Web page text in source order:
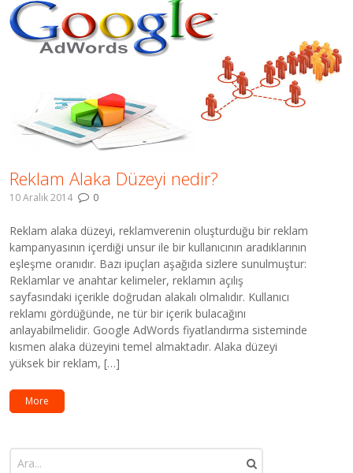
Reklam Alaka Düzeyi nedir?
10 Aralık 2014 0
Reklam alaka düzeyi, reklamverenin oluşturduğu bir reklam
kampanyasının içerdiği unsur ile bir kullanıcının aradıklarının
eşleşme oranıdır. Bazı ipuçları aşağıda sizlere sunulmuştur:
Reklamlar ve anahtar kelimeler, reklamın açılış
sayfasındaki içerikle doğrudan alakalı olmalıdır. Kullanıcı
reklamı gördüğünde, ne tür bir içerik bulacağını
anlayabilmelidir. Google AdWords fiyatlandırma sisteminde
kısmen alaka düzeyini temel almaktadır. Alaka düzeyi
yüksek bir reklam, […]
More